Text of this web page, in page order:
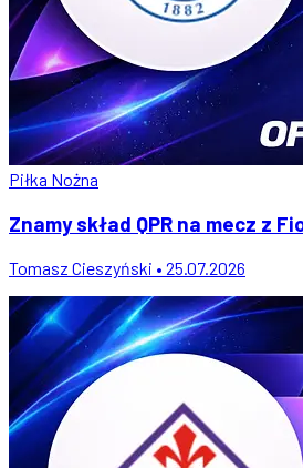
Piłka Nożna
Znamy skład QPR na mecz z
Tomasz Cieszyński • 25.07.2026